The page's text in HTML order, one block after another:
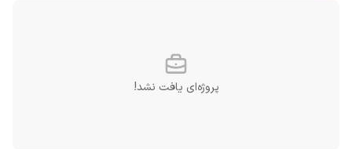
پروژه‌ای یافت نشد!